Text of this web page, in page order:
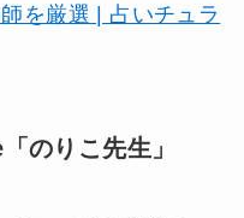
を厳選 | 占いチュラ
のりこ先生」